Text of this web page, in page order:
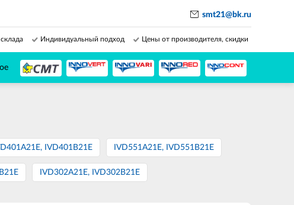
Индивидуальный подход Цены от производителя, скидки
smt21@bk.ru
IVD401B21E IVD551A21E, IVD551B21E
IVD302A21E, IVD302B21E